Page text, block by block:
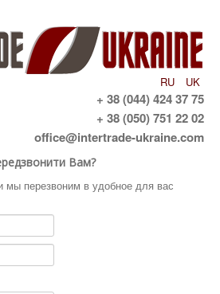
RU UK
+ 38 (044) 424 37 75
+ 38 (050) 751 22 02
office@intertrade-ukraine.com
Вам?
мы перезвоним в удобное для вас